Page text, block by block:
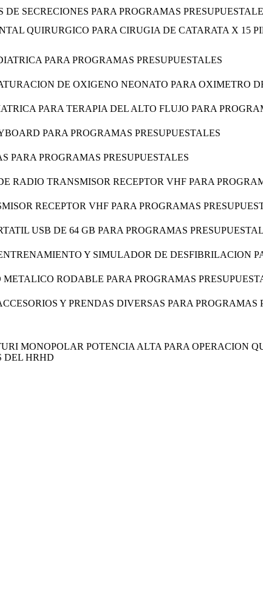
SECRECIONES PARA PROGRAMAS
QUIRURGICO PARA CIRUGIA DE CATARATA X 15
PARA PROGRAMAS PRESUPUESTALES
DE OXIGENO NEONATO PARA OXIMETRO
PARA TERAPIA DEL ALTO FLUJO PARA
PARA PROGRAMAS PRESUPUESTALES
PARA PROGRAMAS PRESUPUESTALES
RADIO TRANSMISOR RECEPTOR VHF PARA
RECEPTOR VHF PARA PROGRAMAS
USB DE 64 GB PARA PROGRAMAS
Y SIMULADOR DE DESFIBRILACION
METALICO RODABLE PARA PROGRAMAS
Y PRENDAS DIVERSAS PARA PROGRAMAS
MONOPOLAR POTENCIA ALTA PARA OPERACION
DEL HRHD